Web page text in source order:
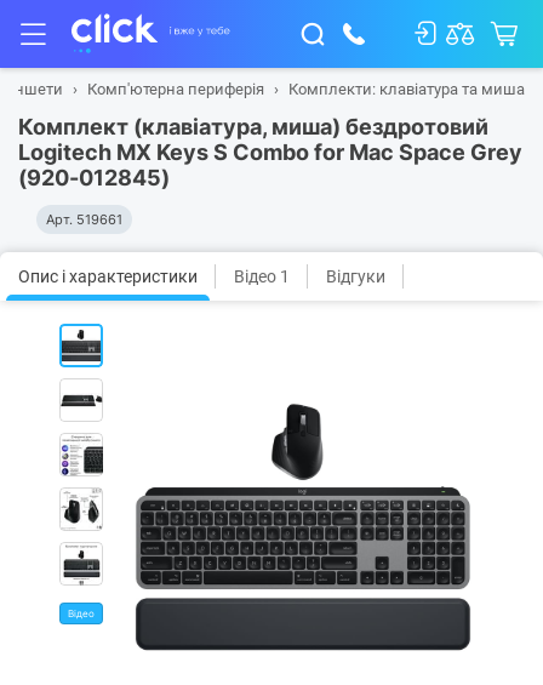
Комп'ютерна периферія Комплекти: клавіатура та миша
Комплект (клавіатура, миша) бездротовий
Logitech MX Keys S Combo for Mac Space Grey
(920-012845)
Арт. 519661
Опис і характеристики Відео 1 Відгуки
Відео